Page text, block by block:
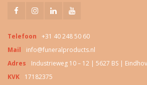
Telefoon
+31 40 248 50 60
Mail
info@funeralproducts.nl
Adres
Industrieweg 10 – 12 | 5627 BS |
KVK
17182375